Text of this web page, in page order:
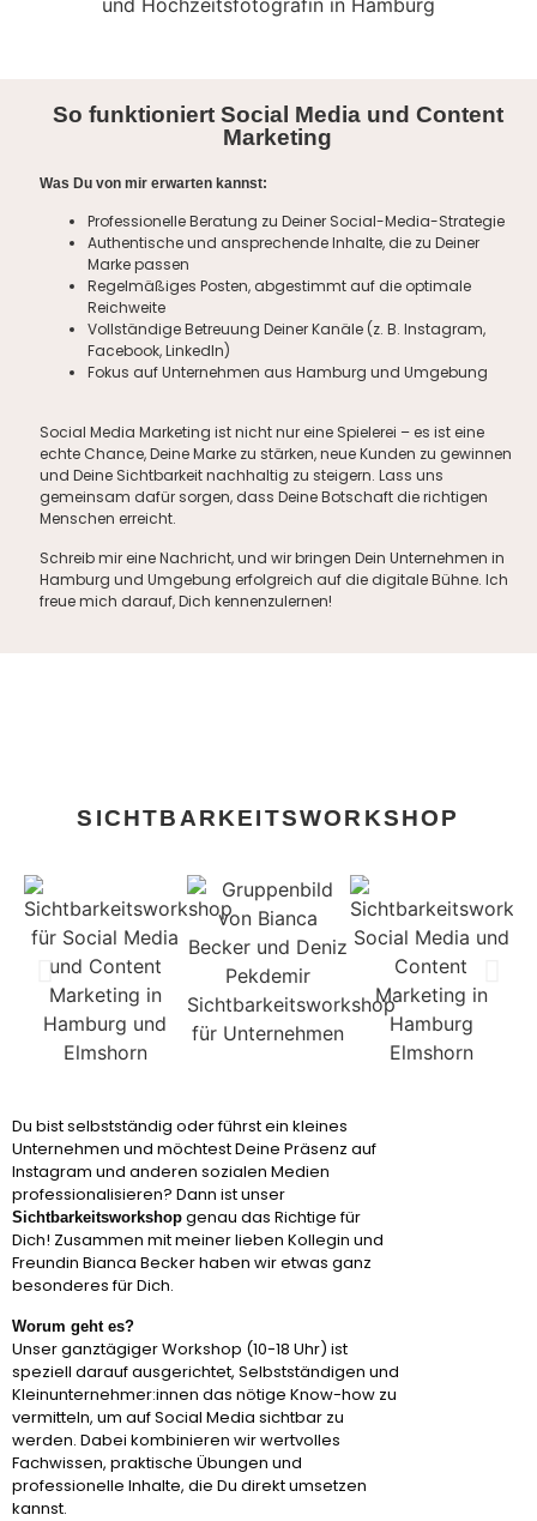
So funktioniert Social Media und Content
Marketing
Was Du von mir erwarten kannst:
Professionelle Beratung zu Deiner Social-Media-Strategie
Authentische und ansprechende Inhalte, die zu Deiner
Marke passen
Regelmäßiges Posten, abgestimmt auf die optimale
Reichweite
Vollständige Betreuung Deiner Kanäle (z. B. Instagram,
Facebook, LinkedIn)
Fokus auf Unternehmen aus Hamburg und Umgebung
Social Media Marketing ist nicht nur eine Spielerei – es ist eine
echte Chance, Deine Marke zu stärken, neue Kunden zu gewinnen
und Deine Sichtbarkeit nachhaltig zu steigern. Lass uns
gemeinsam dafür sorgen, dass Deine Botschaft die richtigen
Menschen erreicht.
Schreib mir eine Nachricht, und wir bringen Dein Unternehmen in
Hamburg und Umgebung erfolgreich auf die digitale Bühne. Ich
freue mich darauf, Dich kennenzulernen!
SICHTBARKEITSWORKSHOP
Du bist selbstständig oder führst ein kleines
Unternehmen und möchtest Deine Präsenz auf
Instagram und anderen sozialen Medien
professionalisieren? Dann ist unser
Sichtbarkeitsworkshop genau das Richtige für
Dich! Zusammen mit meiner lieben Kollegin und
Freundin Bianca Becker haben wir etwas ganz
besonderes für Dich.
Worum geht es?
Unser ganztägiger Workshop (10-18 Uhr) ist
speziell darauf ausgerichtet, Selbstständigen und
Kleinunternehmer:innen das nötige Know-how zu
vermitteln, um auf Social Media sichtbar zu
werden. Dabei kombinieren wir wertvolles
Fachwissen, praktische Übungen und
professionelle Inhalte, die Du direkt umsetzen
kannst.